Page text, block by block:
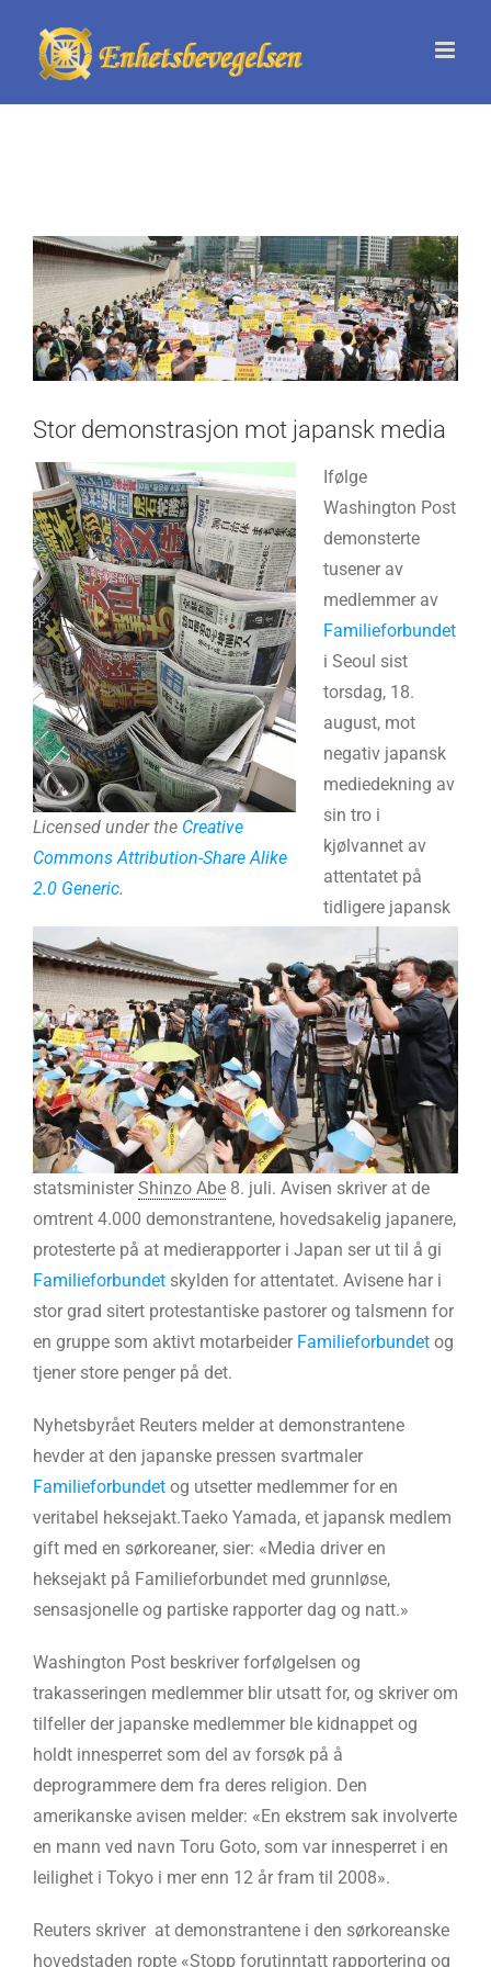
content
View
Larger
Image
Stor demonstrasjon mot japansk media
Licensed under the Creative
Commons Attribution-Share Alike
2.0 Generic.
Ifølge
Washington Post
demonsterte
tusener av
medlemmer av
Familieforbundet
i Seoul sist
torsdag, 18.
august, mot
negativ japansk
mediedekning av
sin tro i
kjølvannet av
attentatet på
tidligere japansk
statsministerShinzo Abe8. juli. Avisen skriver at de
omtrent 4.000 demonstrantene, hovedsakelig japanere,
protesterte på at medierapporter i Japan ser ut til å gi
Familieforbundetskylden for attentatet. Avisene har i
stor grad sitert protestantiske pastorer og talsmenn for
en gruppe som aktivt motarbeider Familieforbundetog
tjener store penger på det.
Nyhetsbyrået Reuters melder at demonstrantene
hevder at den japanske pressen svartmaler
Familieforbundetog utsetter medlemmer for en
veritabel heksejakt.Taeko Yamada, et japansk medlem
gift med en sørkoreaner, sier: «Media driver en
heksejakt på Familieforbundet med grunnløse,
sensasjonelle og partiske rapporter dag og natt.»
Washington Post beskriver forfølgelsen og
trakasseringen medlemmer blir utsatt for, og skriver om
tilfeller der japanske medlemmer ble kidnappet og
holdt innesperret som del av forsøk på å
deprogrammere dem fra deres religion. Den
amerikanske avisen melder: «En ekstrem sak involverte
en mann ved navn Toru Goto, som var innesperret i en
leilighet i Tokyo i mer enn 12 år fram til 2008».
Reuters skriver at demonstrantene i den sørkoreanske
hovedstaden ropte «Stopp forutinntatt rapportering og